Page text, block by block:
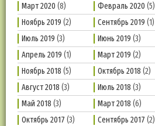
Март 2020 (8) Февраль 2020 (5)
Ноябрь 2019 (2) Сентябрь 2019 (1)
Июль 2019 (3) Июнь 2019 (3)
Апрель 2019 (1) Март 2019 (2)
Ноябрь 2018 (5) Октябрь 2018 (2)
Август 2018 (3) Июль 2018 (3)
Май 2018 (3) Март 2018 (6)
Октябрь 2017 (3) Сентябрь 2017 (2)